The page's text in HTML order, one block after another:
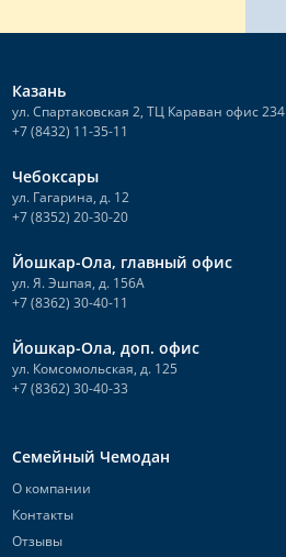
Казань
ул. Спартаковская 2, ТЦ Караван офис 234
+7 (8432) 11-35-11
Чебоксары
ул. Гагарина, д. 12
+7 (8352) 20-30-20
Йошкар-Ола, главный офис
ул. Я. Эшпая, д. 156А
+7 (8362) 30-40-11
Йошкар-Ола, доп. офис
ул. Комсомольская, д. 125
+7 (8362) 30-40-33
Семейный Чемодан
О компании
Контакты
Отзывы